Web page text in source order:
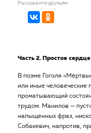
Расскажите друзьям:
Часть 2. Простое сердце
В поэме Гоголя
или иные человеческие
проматывающий
трудом. Манилов —
напыщенных фраз,
Собакевич, напротив,